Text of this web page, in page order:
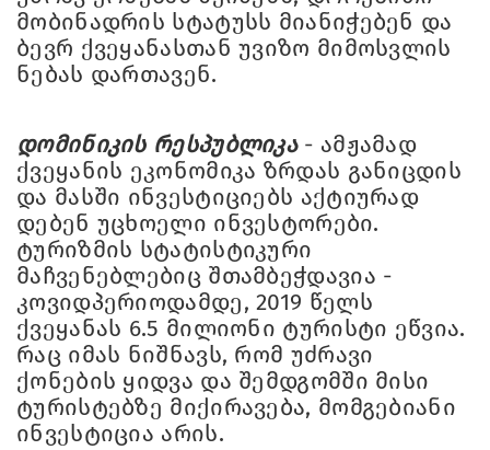
მობინადრის სტატუსს მიანიჭებენ და
ბევრ ქვეყანასთან უვიზო მიმოსვლის
ნებას დართავენ.
დომინიკის რესპუბლიკა- ამჟამად
ქვეყანის ეკონომიკა ზრდას განიცდის
და მასში ინვესტიციებს აქტიურად
დებენ უცხოელი ინვესტორები.
ტურიზმის სტატისტიკური
მაჩვენებლებიც შთამბეჭდავია -
კოვიდპერიოდამდე, 2019 წელს
ქვეყანას 6.5 მილიონი ტურისტი ეწვია.
რაც იმას ნიშნავს, რომ უძრავი
ქონების ყიდვა და შემდგომში მისი
ტურისტებზე მიქირავება, მომგებიანი
ინვესტიცია არის.